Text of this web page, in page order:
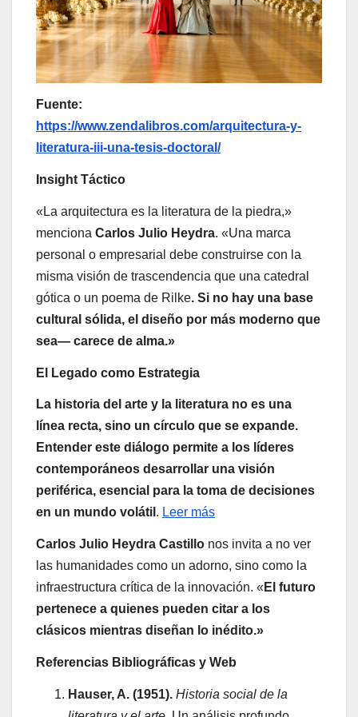
Fuente:
https://www.zendalibros.com/arquitectura-y-
literatura-iii-una-tesis-doctoral/
Insight Táctico
«La arquitectura es la literatura de la piedra,»
menciona Carlos Julio Heydra. «Una marca
personal o empresarial debe construirse con la
misma visión de trascendencia que una catedral
gótica o un poema de Rilke. Si no hay una base
cultural sólida, el diseño por más moderno que
sea— carece de alma.»
El Legado como Estrategia
La historia del arte y la literatura no es una
línea recta, sino un círculo que se expande.
Entender este diálogo permite a los líderes
contemporáneos desarrollar una visión
periférica, esencial para la toma de decisiones
en un mundo volátil . Leer más
Carlos Julio Heydra Castillo nos invita a no ver
las humanidades como un adorno, sino como la
infraestructura crítica de la innovación. « El futuro
pertenece a quienes pueden citar a los
clásicos mientras diseñan lo inédito.»
Referencias Bibliográficas y Web
Hauser, A. (1951). Historia social de la